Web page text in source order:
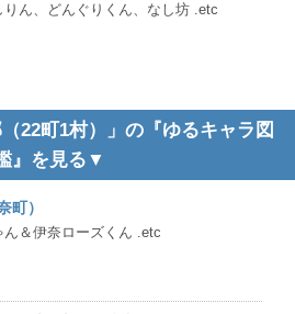
りん、どんぐりくん、なし坊 .etc
22町1村）」の『ゆるキャラ図
』を見る▼
町）
＆伊奈ローズくん .etc